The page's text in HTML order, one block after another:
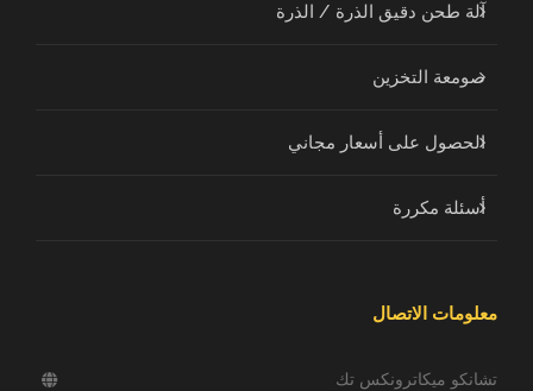
آلة طحن دقيق الذرة / الذرة
صومعة التخزين
الحصول على أسعار مجاني
أسئلة مكررة
معلومات الاتصال
تشانكو ميكاترونكس تك